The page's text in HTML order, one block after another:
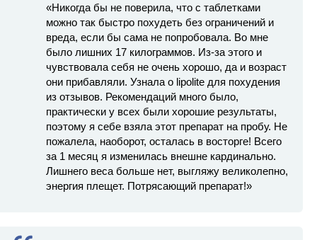
«Никогда бы не поверила, что с таблетками
можно так быстро похудеть без ограничений и
вреда, если бы сама не попробовала. Во мне
было лишних 17 килограммов. Из-за этого и
чувствовала себя не очень хорошо, да и возраст
они прибавляли. Узнала о lipolite для похудения
из отзывов. Рекомендаций много было,
практически у всех были хорошие результаты,
поэтому я себе взяла этот препарат на пробу. Не
пожалела, наоборот, осталась в восторге! Всего
за 1 месяц я изменилась внешне кардинально.
Лишнего веса больше нет, выгляжу великолепно,
энергия плещет. Потрясающий препарат!»